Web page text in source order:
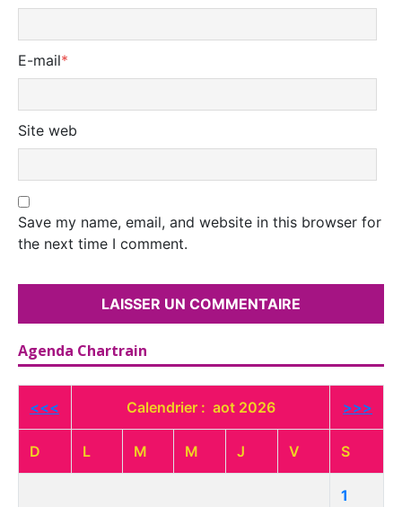
E-mail*
Site web
Save my name, email, and website in this browser for
the next time I comment.
Agenda Chartrain
<<< Calendrier : aot 2026 >>>
D L M M J V S
1